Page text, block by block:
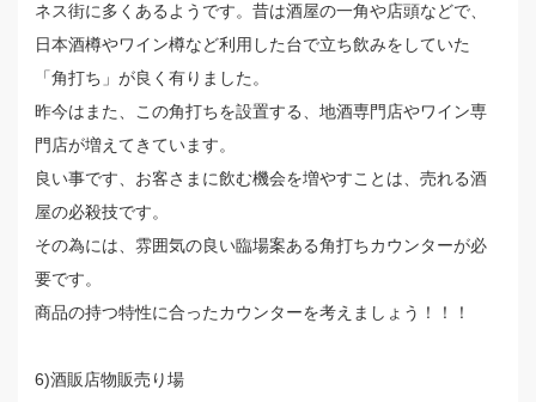
ネス街に多くあるようです。昔は酒屋の一角や店頭などで、
日本酒樽やワイン樽など利用した台で立ち飲みをしていた
「角打ち」が良く有りました。
昨今はまた、この角打ちを設置する、地酒専門店やワイン専
門店が増えてきています。
良い事です、お客さまに飲む機会を増やすことは、売れる酒
屋の必殺技です。
その為には、雰囲気の良い臨場案ある角打ちカウンターが必
要です。
商品の持つ特性に合ったカウンターを考えましょう！！！
6)酒販店物販売り場